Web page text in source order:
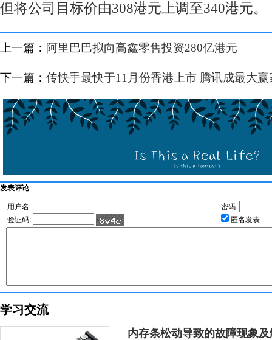
但将公司目标价由308港元上调至340港元。
上一篇： 阿里巴巴拟向高鑫零售投资280亿港元
下一篇： 传快手最快于11月份香港上市 腾讯成最大赢
发表评论
用户名:
密码:
验证码:
匿名发表
学习交流
内存条松动导致的故障现象